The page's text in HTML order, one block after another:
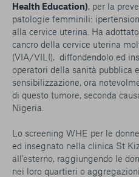
Health Education), per la
patologie femminili:
alla cervice uterina. Ha
cancro della cervice uterina
(VIA/VILI), diffondendolo ed
operatori della sanità pubblica
sensibilizzazione, ora
di questo tumore, seconda
Nigeria.
Lo screening WHE per le
ed insegnato nella clinica St
all'esterno, raggiungendo le
nei loro quartieri o aggregazioni.